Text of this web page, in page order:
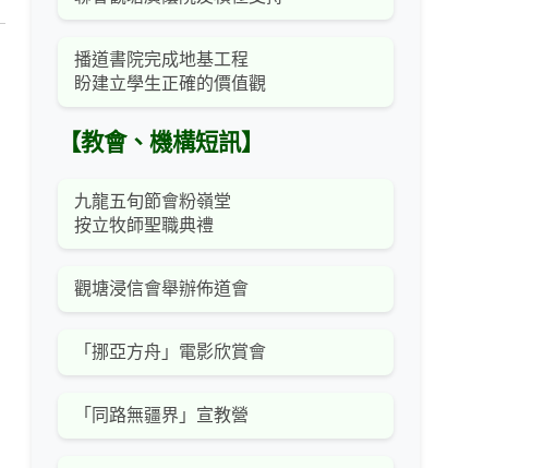
播道書院完成地基工程
盼建立學生正確的價值觀
【教會、機構短訊】
九龍五旬節會粉嶺堂
按立牧師聖職典禮
觀塘浸信會舉辦佈道會
「挪亞方舟」電影欣賞會
「同路無疆界」宣教營